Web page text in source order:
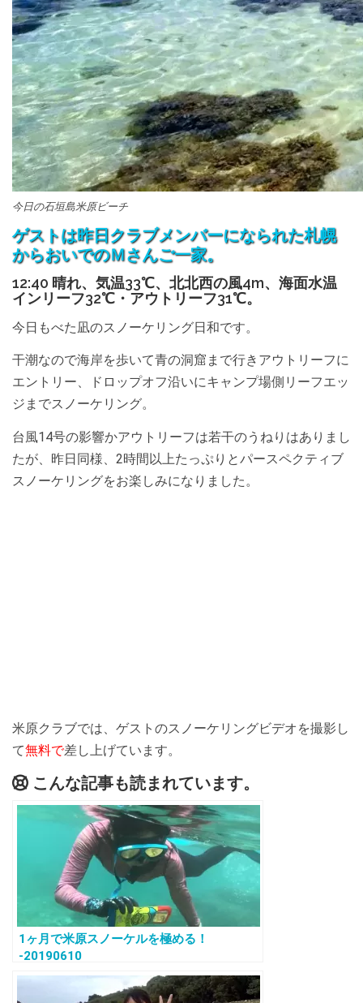
今日の石垣島米原ビーチ
ゲストは昨日クラブメンバーになられた札幌
からおいでのＭさんご一家。
12:40 晴れ、気温33℃、北北西の風4m、海面水温
インリーフ32℃・アウトリーフ31℃。
今日もべた凪のスノーケリング日和です。
干潮なので海岸を歩いて青の洞窟まで行きアウトリーフに
エントリー、ドロップオフ沿いにキャンプ場側リーフエッ
ジまでスノーケリング。
台風14号の影響かアウトリーフは若干のうねりはありまし
たが、昨日同様、2時間以上たっぷりとパースペクティブ
スノーケリングをお楽しみになりました。
米原クラブでは、ゲストのスノーケリングビデオを撮影し
て無料で差し上げています。
こんな記事も読まれています。
1ヶ月で米原スノーケルを極める！
-20190610